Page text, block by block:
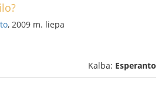
, 2009 m. liepa
Kalba: Esperanto